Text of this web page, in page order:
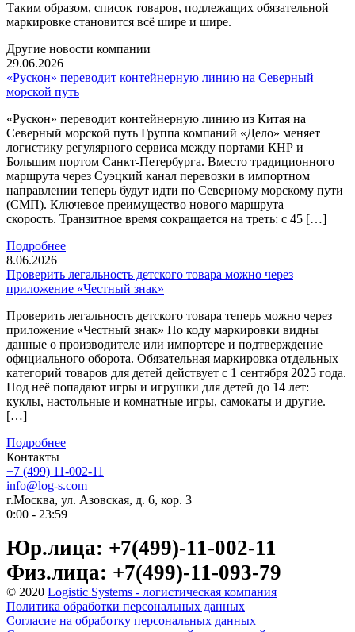
Таким образом, список товаров, подлежащих обязательной
маркировке становится всё шире и шире.
Другие новости компании
29.06.2026
«Рускон» переводит контейнерную линию на Северный
морской путь
«Рускон» переводит контейнерную линию из Китая на
Северный морской путь Группа компаний «Дело» меняет
логистику регулярного сервиса между портами КНР и
Большим портом Санкт-Петербурга. Вместо традиционного
маршрута через Суэцкий канал перевозки в импортном
направлении теперь будут идти по Северному морскому пути
(СМП). Ключевое преимущество нового маршрута —
скорость. Транзитное время сокращается на треть: с 45 […]
Подробнее
8.06.2026
Проверить легальность детского товара можно через
приложение «Честный знак»
Проверить легальность детского товара теперь можно через
приложение «Честный знак» По коду маркировки видны
данные о производителе или импортере и подтверждение
официального оборота. Обязательная маркировка отдельных
категорий товаров для детей действует с 1 сентября 2025 года.
Под неё попадают игры и игрушки для детей до 14 лет:
куклы, настольные и комнатные игры, самокаты и другие.
[…]
Подробнее
Контакты
+7 (499) 11-002-11
info@log-s.com
г.Москва, ул. Азовская, д. 6, кор. 3
0:00 - 23:59
Юр.лица: +7(499)-11-002-11
Физ.лица: +7(499)-11-093-79
© 2020 Logistic Systems - логистическая компания
Политика обработки персональных данных
Согласие на обработку персональных данных